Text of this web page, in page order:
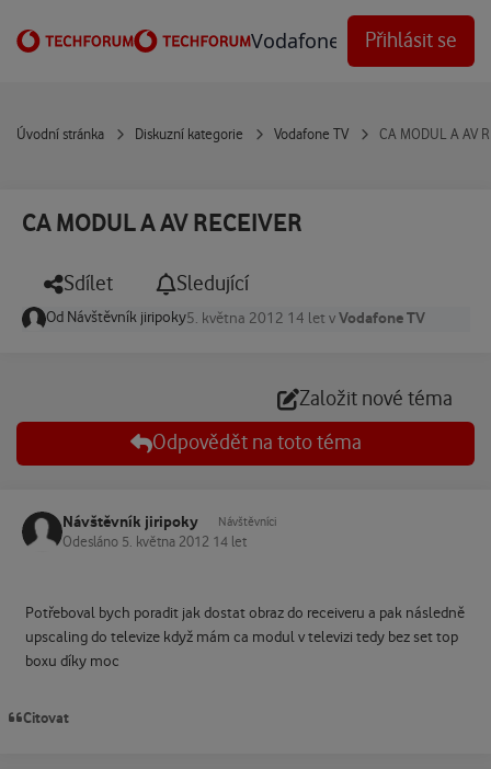
Vodafone Techforum
Přihlásit se
Úvodní stránka Diskuzní kategorie Vodafone TV CA MODUL A AV
CA MODUL A AV RECEIVER
Sdílet Sledující
Od Návštěvník jiripoky5. května 2012 14 let vVodafone TV
Založit nové téma
Odpovědět na toto téma
Návštěvník jiripoky Návštěvníci
Odesláno 5. května 2012 14 let
Potřeboval bych poradit jak dostat obraz do receiveru a pak následně
upscaling do televize když mám ca modul v televizi tedy bez set top
boxu díky moc
Citovat